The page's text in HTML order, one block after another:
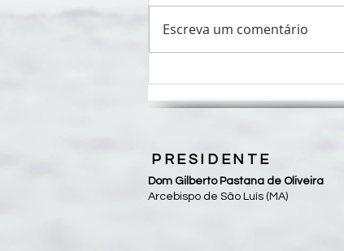
Fórum Nacional da CEPAST-
Escreva um comentário
PRESIDENTE
Dom Gilberto Pastana de Oliveira
Arcebispo de São Luís (MA)